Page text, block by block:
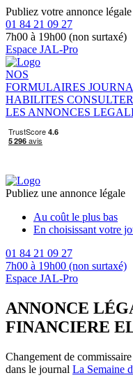
Publiez votre annonce
01 84 21 09 27
7h00 à 19h00 (non surtaxé)
Espace JAL-Pro
NOS
FORMULAIRES
HABILITES CONSULTER
LES ANNONCES
Publiez une annonce légale
Au coût le plus bas
En choisissant votre
01 84 21 09 27
7h00 à 19h00 (non surtaxé)
Espace JAL-Pro
ANNONCE
FINANCIERE
Changement de
dans le journal La Semaine